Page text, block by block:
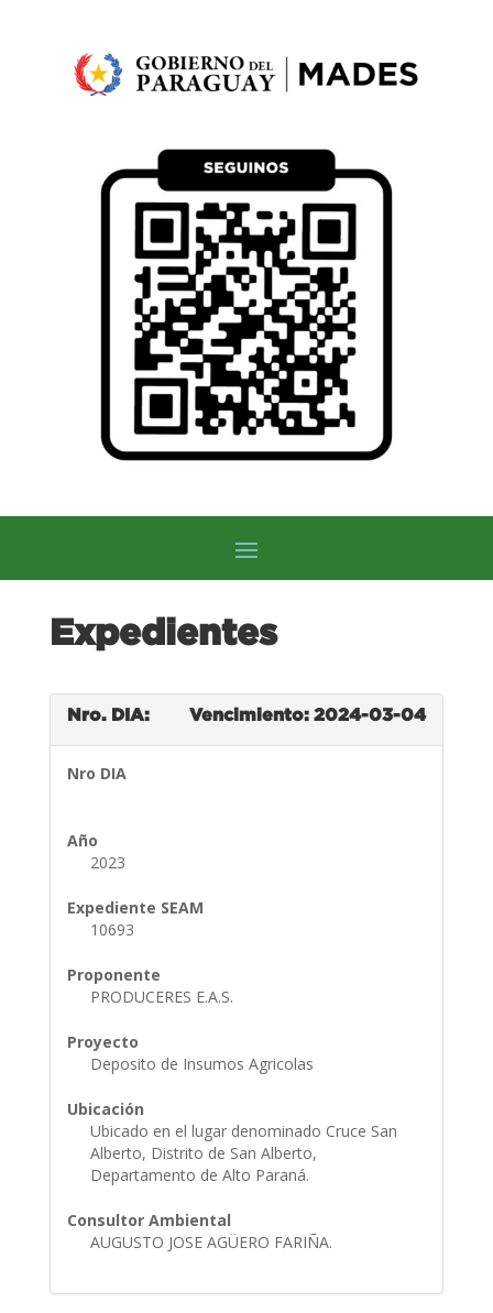
Expedientes
Nro. DIA: Vencimiento: 2024-03-04
Nro DIA
Año
2023
Expediente SEAM
10693
Proponente
PRODUCERES E.A.S.
Proyecto
Deposito de Insumos Agricolas
Ubicación
Ubicado en el lugar denominado Cruce San
Alberto, Distrito de San Alberto,
Departamento de Alto Paraná.
Consultor Ambiental
AUGUSTO JOSE AGÜERO FARIÑA.